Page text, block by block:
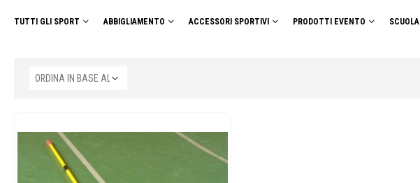
TUTTI GLI SPORT ABBIGLIAMENTO ACCESSORI SPORTIVI PRODOTTI EVENTO SCUOLA